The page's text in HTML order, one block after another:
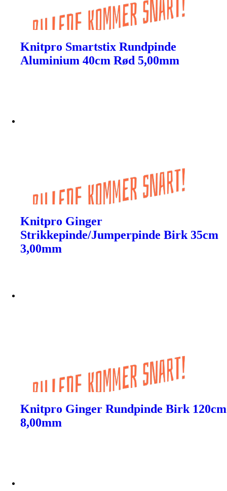
Knitpro Smartstix Rundpinde
Aluminium 40cm Rød 5,00mm
Knitpro Ginger
Strikkepinde/Jumperpinde Birk 35cm
3,00mm
Knitpro Ginger Rundpinde Birk 120cm
8,00mm